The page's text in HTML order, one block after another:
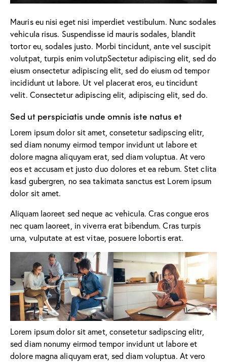
Mauris eu nisi eget nisi imperdiet vestibulum. Nunc sodales
vehicula risus. Suspendisse id mauris sodales, blandit
tortor eu, sodales justo. Morbi tincidunt, ante vel suscipit
volutpat, turpis enim volutpSectetur adipiscing elit, sed do
eiusm onsectetur adipiscing elit, sed do eiusm od tempor
incididunt ut labore. Ut vel placerat eros, eu tincidunt
velit. Consectetur adipiscing elit, adipiscing elit, sed do.
Sed ut perspiciatis unde omnis iste natus et
Lorem ipsum dolor sit amet, consetetur sadipscing elitr,
sed diam nonumy eirmod tempor invidunt ut labore et
dolore magna aliquyam erat, sed diam voluptua. At vero
eos et accusam et justo duo dolores et ea rebum. Stet clita
kasd gubergren, no sea takimata sanctus est Lorem ipsum
dolor sit amet.
Aliquam laoreet sed neque ac vehicula. Cras congue eros
nec quam laoreet, in viverra erat bibendum. Cras turpis
urna, vulputate at est vitae, posuere lobortis erat.
Lorem ipsum dolor sit amet, consetetur sadipscing elitr,
sed diam nonumy eirmod tempor invidunt ut labore et
dolore magna aliquyam erat, sed diam voluptua. At vero